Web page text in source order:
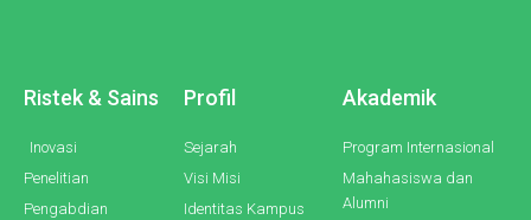
Ristek & Sains
Inovasi
Penelitian
Pengabdian
Profil
Sejarah
Visi Misi
Identitas Kampus
Akademik
Program Internasional
Mahahasiswa dan
Alumni